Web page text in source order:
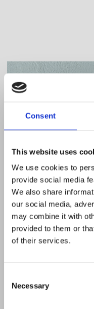
Consent
This website uses
We use cookies to
provide social media
We also share
our social media,
may combine it with
provided to them or
of their services.
Selection
Necessary